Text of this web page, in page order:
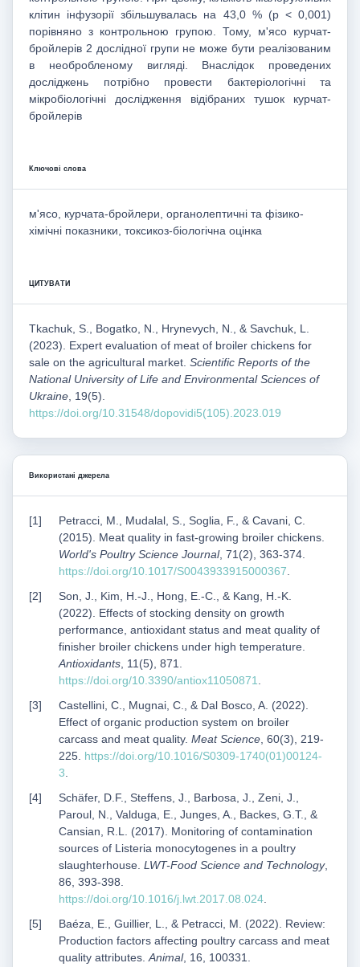
клітин інфузорії збільшувалась на 43,0 % (p < 0,001)
порівняно з контрольною групою. Тому, м'ясо курчат-
бройлерів 2 дослідної групи не може бути реалізованим
в необробленому вигляді. Внаслідок проведених
досліджень потрібно провести бактеріологічні та
мікробіологічні дослідження відібраних тушок курчат-
бройлерів
Ключові слова
м'ясо, курчата-бройлери, органолептичні та фізико-
хімічні показники, токсикоз-біологічна оцінка
ЦИТУВАТИ
Tkachuk, S., Bogatko, N., Hrynevych, N., & Savchuk, L.
(2023). Expert evaluation of meat of broiler chickens for
sale on the agricultural market. Scientific Reports of the
National University of Life and Environmental Sciences of
Ukraine , 19(5).
https://doi.org/10.31548/dopovidi5(105).2023.019
Використані джерела
Petracci, M., Mudalal, S., Soglia, F., & Cavani, C.
(2015). Meat quality in fast-growing broiler chickens.
World's Poultry Science Journal, 71(2), 363-374.
https://doi.org/10.1017/S0043933915000367
Son, J., Kim, H.-J., Hong, E.-C., & Kang, H.-K.
(2022). Effects of stocking density on growth
performance, antioxidant status and meat quality of
finisher broiler chickens under high temperature.
Antioxidants , 11(5), 871.
https://doi.org/10.3390/antiox11050871
Castellini, C., Mugnai, C., & Dal Bosco, A. (2022).
Effect of organic production system on broiler
carcass and meat quality. Meat Science , 60(3), 219-
225. https://doi.org/10.1016/S0309-1740(01)00124-
3
Schäfer, D.F., Steffens, J., Barbosa, J., Zeni, J.,
Paroul, N., Valduga, E., Junges, A., Backes, G.T., &
Cansian, R.L. (2017). Monitoring of contamination
sources of Listeria monocytogenes in a poultry
slaughterhouse. LWT-Food Science and Technology,
86, 393-398.
https://doi.org/10.1016/j.lwt.2017.08.024
Baéza, E., Guillier, L., & Petracci, M. (2022). Review:
Production factors affecting poultry carcass and meat
quality attributes. Animal, 16, 100331.